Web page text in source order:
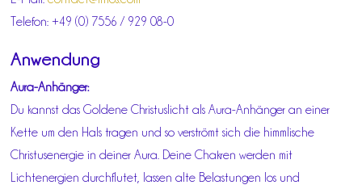
Telefon: +49 (0) 7556 / 929 08-0
Anwendung
Aura-Anhänger:
Du kannst das Goldene Christuslicht als Aura-Anhänger an einer
Kette um den Hals tragen und so verströmt sich die himmlische
Christusenergie in deiner Aura. Deine Chakren werden mit
Lichtenergien durchflutet, lassen alte Belastungen los und